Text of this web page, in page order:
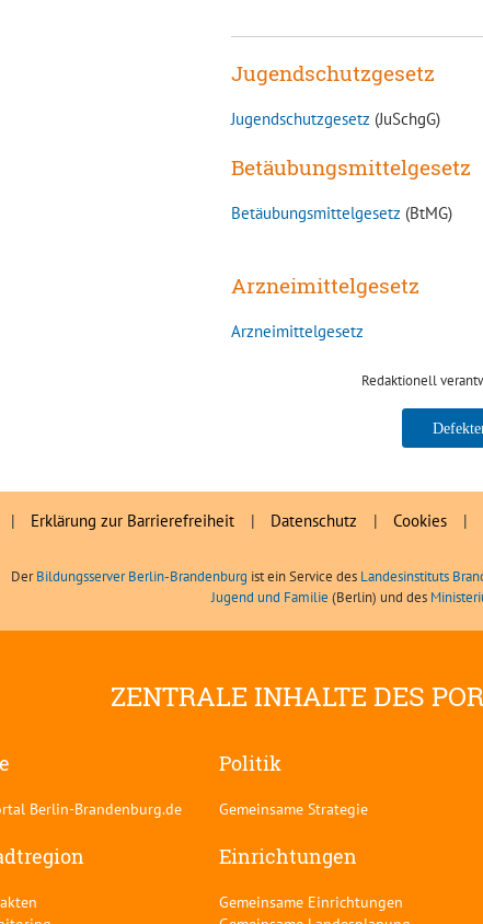
Jugendschutzgesetz
Jugendschutzgesetz (JuSchgG)
Betäubungsmittelgesetz
Betäubungsmittelgesetz (BtMG)
Arzneimittelgesetz
Arzneimittelgesetz
Redaktionell
Jan
| Erklärung zur Barrierefreiheit | Datenschutz | Cookies |
DerBildungsserver Berlin-Brandenburg ist ein Service des Landesinstituts
Jugend und Familie (Berlin) und des
ZENTRALE INHALTE DES
Berlin-Brandenburg.de
Politik
Gemeinsame Strategie
Einrichtungen
Gemeinsame Einrichtungen